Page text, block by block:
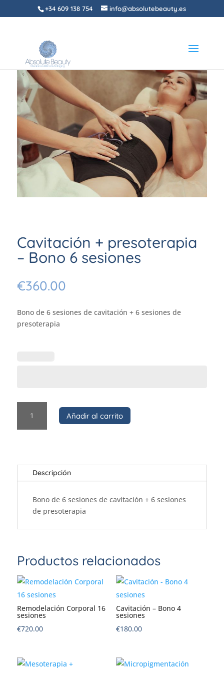
+34 609 138 754 info@absolutebeauty.es
/Sin categorizar
/ Cavitación + presoterapia –
Bono 6 sesiones
Cavitación + presoterapia
– Bono 6 sesiones
€360.00
Bono de 6 sesiones de cavitación + 6 sesiones de
presoterapia
presoterapia
6
sesiones
Añadir al carrito
Descripción
Bono de 6 sesiones de cavitación + 6 sesiones
de presoterapia
Productos relacionados
Remodelación Corporal 16
sesiones
€720.00
Cavitación – Bono 4
sesiones
€180.00